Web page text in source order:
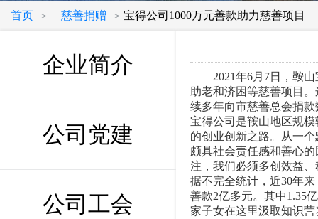
首页 > 慈善捐赠 > 宝得公司1000万元善款助力慈善项目
企业简介
公司党建
公司工会
2021年6月7日，鞍山
助老和济困等慈善项目
续多年向市慈善总会捐
宝得公司是鞍山地区规
的创业创新之路。从一
颇具社会责任感和善心
注，我们必须多创效益
据不完全统计，近30年
善款2亿多元。其中1.35
家子女在这里汲取知识